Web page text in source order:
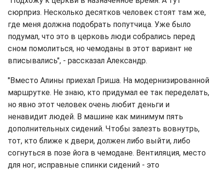
сюрприз. Несколько десятков человек стоят там же,
где меня должна подобрать попутчица. Уже было
подумал, что это в церковь люди собрались перед
сном помолиться, но чемоданы в этот вариант не
вписывались", - рассказал Александр.
"Вместо Алины приехал Гриша. На модернизированной
маршрутке. Не знаю, кто придумал ее так переделать,
но явно этот человек очень любит деньги и
ненавидит людей. В машине как минимум пять
дополнительных сидений. Чтобы залезть вовнутрь,
тот, кто ближе к двери, должен либо выйти, либо
согнуться в позе йога в чемодане. Вентиляция, место
для ног, исправные спинки сидений - это